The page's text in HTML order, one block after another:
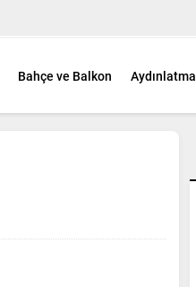
Bahçe ve Balkon Aydınlatma